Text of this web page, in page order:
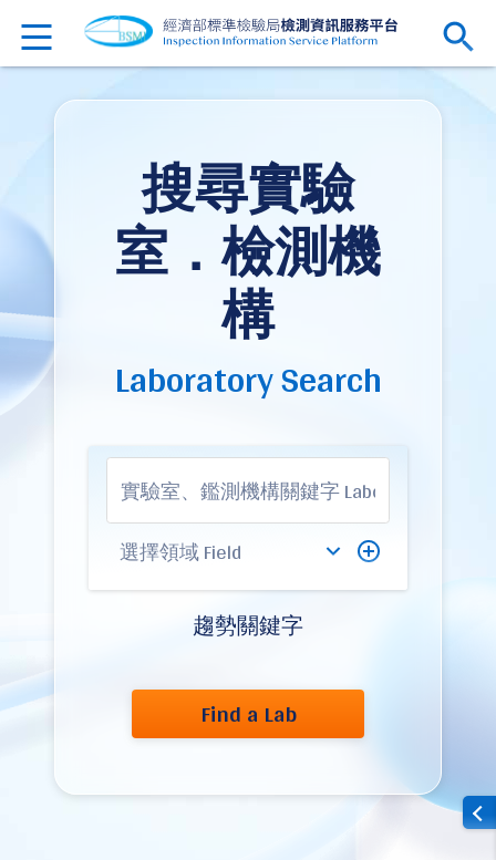
搜尋實驗
室．檢測機
構
Laboratory Search
趨勢關鍵字
Find a Lab